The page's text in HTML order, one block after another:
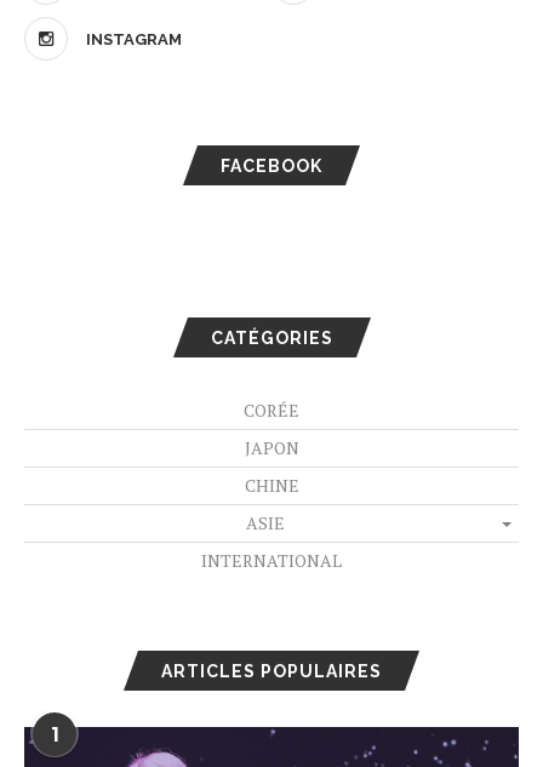
INSTAGRAM
FACEBOOK
CATÉGORIES
CORÉE
JAPON
CHINE
ASIE
INTERNATIONAL
ARTICLES POPULAIRES
1